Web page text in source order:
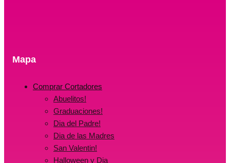
Mapa
Comprar Cortadores
Abuelitos!
Graduaciones!
Dia del Padre!
Dia de las Madres
San Valentin!
Halloween y Dia